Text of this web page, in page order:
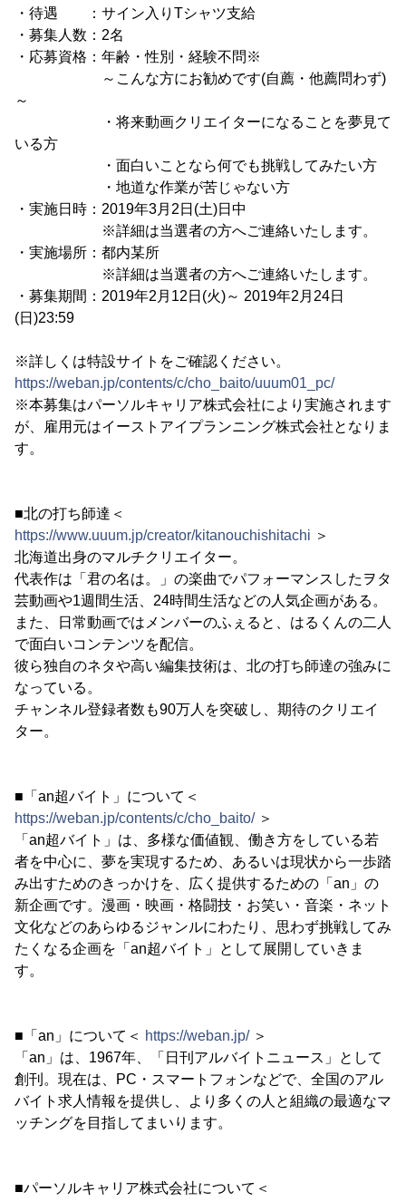
・待遇 ：サイン入りTシャツ支給
・募集人数：2名
・応募資格：年齢・性別・経験不問※
～こんな方にお勧めです(自薦・他薦問わず)
～
・将来動画クリエイターになることを夢見て
いる方
・面白いことなら何でも挑戦してみたい方
・地道な作業が苦じゃない方
・実施日時：2019年3月2日(土)日中
※詳細は当選者の方へご連絡いたします。
・実施場所：都内某所
※詳細は当選者の方へご連絡いたします。
・募集期間：2019年2月12日(火)～ 2019年2月24日
(日)23:59
※詳しくは特設サイトをご確認ください。
https://weban.jp/contents/c/cho_baito/uuum01_pc/
※本募集はパーソルキャリア株式会社により実施されます
が、雇用元はイーストアイプランニング株式会社となりま
す。
■北の打ち師達＜
https://www.uuum.jp/creator/kitanouchishitachi ＞
北海道出身のマルチクリエイター。
代表作は「君の名は。」の楽曲でパフォーマンスしたヲタ
芸動画や1週間生活、24時間生活などの人気企画がある。
また、日常動画ではメンバーのふぇると、はるくんの二人
で面白いコンテンツを配信。
彼ら独自のネタや高い編集技術は、北の打ち師達の強みに
なっている。
チャンネル登録者数も90万人を突破し、期待のクリエイ
ター。
■「an超バイト」について＜
https://weban.jp/contents/c/cho_baito/＞
「an超バイト」は、多様な価値観、働き方をしている若
者を中心に、夢を実現するため、あるいは現状から一歩踏
み出すためのきっかけを、広く提供するための「an」の
新企画です。漫画・映画・格闘技・お笑い・音楽・ネット
文化などのあらゆるジャンルにわたり、思わず挑戦してみ
たくなる企画を「an超バイト」として展開していきま
す。
■「an」について＜ https://weban.jp/＞
「an」は、1967年、「日刊アルバイトニュース」として
創刊。現在は、PC・スマートフォンなどで、全国のアル
バイト求人情報を提供し、より多くの人と組織の最適なマ
ッチングを目指してまいります。
■パーソルキャリア株式会社について＜